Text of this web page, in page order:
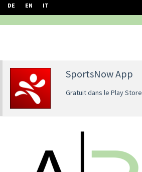
DE EN IT
SportsNow App
Gratuit dans le Play Store